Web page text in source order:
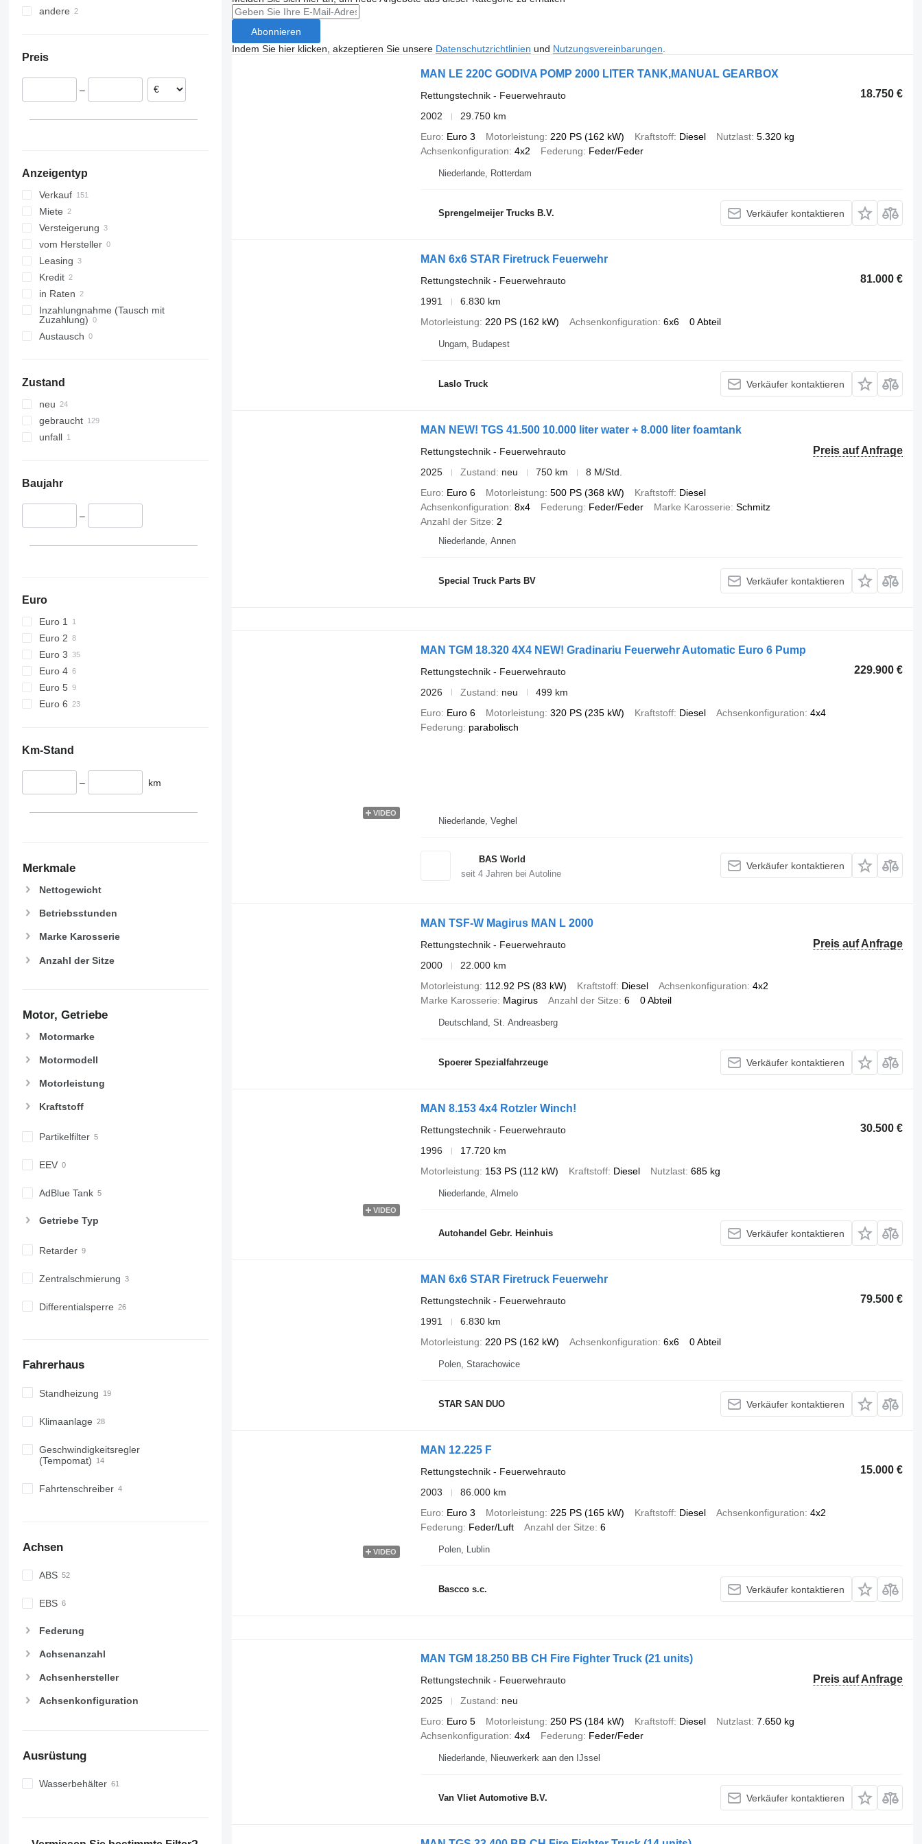
TGM 18.340
TraficDeutschland
Rumänien
Dänemark
andere
Preis
–
Anzeigentyp
Verkauf
Miete
Versteigerung
vom Hersteller
Leasing
Kredit
in Raten
Inzahlungnahme (Tausch mit
Zuzahlung)
Austausch
Zustand
neu
gebraucht
unfall
Baujahr
–
Euro
Euro 1
Euro 2
Euro 3
Euro 4
Euro 5
Euro 6
Km-Stand
– km
Merkmale
Nettogewicht
Betriebsstunden
Marke Karosserie
Anzahl der Sitze
Motor, Getriebe
Motormarke
Motormodell
Motorleistung
Kraftstoff
Partikelfilter
EEV
AdBlue Tank
Getriebe Typ
Retarder
Zentralschmierung
Differentialsperre
Fahrerhaus
Standheizung
Klimaanlage
Geschwindigkeitsregler
(Tempomat)
Fahrtenschreiber
Achsen
ABS
EBS
Federung
Achsenanzahl
Achsenhersteller
Achsenkonfiguration
Ausrüstung
Wasserbehälter
Abonnieren
Indem Sie hier klicken, akzeptieren Sie unsere Datenschutzrichtlinien und Nutzungsvereinbarungen
MAN LE 220C GODIVA POMP 2000 LITER TANK,MANUAL GEARBOX
18.750 €
Rettungstechnik - Feuerwehrauto
2002
29.750 km
Euro
Euro 3 Motorleistung 220 PS (162 kW) Kraftstoff Diesel Nutzlast 5.320 kg
Achsenkonfiguration 4x2 Federung Feder/Feder
Niederlande, Rotterdam
Sprengelmeijer Trucks B.V. Verkäufer kontaktieren
MAN 6x6 STAR Firetruck Feuerwehr
81.000 €
Rettungstechnik - Feuerwehrauto
1991
6.830 km
Motorleistung
220 PS (162 kW) Achsenkonfiguration 6x6 0 Abteil
Ungarn, Budapest
Laslo Truck Verkäufer kontaktieren
MAN NEW! TGS 41.500 10.000 liter water + 8.000 liter foamtank
Preis auf Anfrage
Rettungstechnik - Feuerwehrauto
2025
Zustand neu 750 km
8 M/Std.
Euro
Euro 6 Motorleistung 500 PS (368 kW) Kraftstoff Diesel
Achsenkonfiguration 8x4 Federung Feder/Feder Marke Karosserie Schmitz
Anzahl der Sitze
2
Niederlande, Annen
Special Truck Parts BV Verkäufer kontaktieren
VIDEO
MAN TGM 18.320 4X4 NEW! Gradinariu Feuerwehr Automatic Euro 6 Pump
229.900 €
Rettungstechnik - Feuerwehrauto
2026
Zustand neu
499 km
Euro
Euro 6 Motorleistung 320 PS (235 kW) Kraftstoff Diesel Achsenkonfiguration 4x4
Federung
parabolisch
Niederlande, Veghel
BAS World
seit 4Jahren bei Autoline
Verkäufer kontaktieren
MAN TSF-W Magirus MAN L 2000
Preis auf Anfrage
Rettungstechnik - Feuerwehrauto
2000
22.000 km
Motorleistung
112.92 PS (83 kW) Kraftstoff Diesel Achsenkonfiguration 4x2
Marke Karosserie
Magirus Anzahl der Sitze 6 0 Abteil
Deutschland, St. Andreasberg
Spoerer Spezialfahrzeuge Verkäufer kontaktieren
VIDEO
MAN 8.153 4x4 Rotzler Winch!
30.500 €
Rettungstechnik - Feuerwehrauto
1996
17.720 km
Motorleistung
153 PS (112 kW) Kraftstoff Diesel Nutzlast 685 kg
Niederlande, Almelo
Autohandel Gebr. Heinhuis Verkäufer kontaktieren
MAN 6x6 STAR Firetruck Feuerwehr
79.500 €
Rettungstechnik - Feuerwehrauto
1991
6.830 km
Motorleistung 220 PS (162 kW) Achsenkonfiguration 6x6 0 Abteil
Polen, Starachowice
STAR SAN DUO Verkäufer kontaktieren
VIDEO
MAN 12.225 F
15.000 €
Rettungstechnik - Feuerwehrauto
2003
86.000 km
Euro
Euro 3 Motorleistung 225 PS (165 kW) Kraftstoff Diesel Achsenkonfiguration 4x2
Federung
Feder/Luft Anzahl der Sitze 6
Polen, Lublin
Bascco s.c. Verkäufer kontaktieren
MAN TGM 18.250 BB CH Fire Fighter Truck (21 units)
Preis auf Anfrage
Rettungstechnik - Feuerwehrauto
2025
Zustand
neu
Euro
Euro 5 Motorleistung 250 PS (184 kW) Kraftstoff Diesel Nutzlast 7.650 kg
Achsenkonfiguration 4x4 Federung Feder/Feder
Niederlande, Nieuwerkerk aan den IJssel
Van Vliet Automotive B.V. Verkäufer kontaktieren